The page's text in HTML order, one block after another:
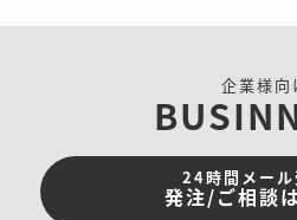
企業様向
24時間メール
発注/ご相談